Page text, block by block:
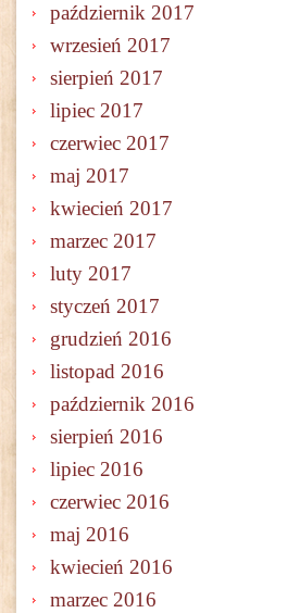
październik 2017
wrzesień 2017
sierpień 2017
lipiec 2017
czerwiec 2017
maj 2017
kwiecień 2017
marzec 2017
luty 2017
styczeń 2017
grudzień 2016
listopad 2016
październik 2016
sierpień 2016
lipiec 2016
czerwiec 2016
maj 2016
kwiecień 2016
marzec 2016